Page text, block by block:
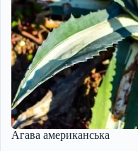
Агава американська